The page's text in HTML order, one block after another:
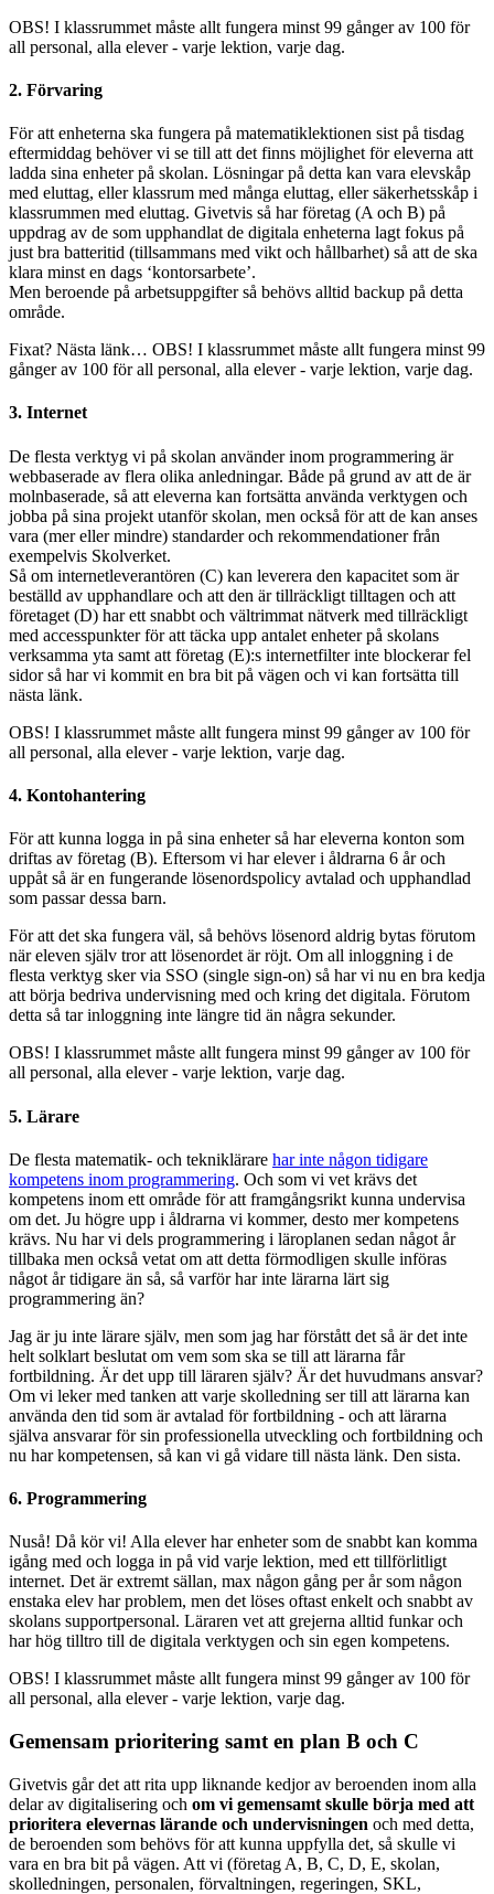
OBS! I klassrummet måste allt fungera minst 99 gånger av 100 för
all personal, alla elever - varje lektion, varje dag.
2. Förvaring
För att enheterna ska fungera på matematiklektionen sist på tisdag
eftermiddag behöver vi se till att det finns möjlighet för eleverna att
ladda sina enheter på skolan. Lösningar på detta kan vara elevskåp
med eluttag, eller klassrum med många eluttag, eller säkerhetsskåp i
klassrummen med eluttag. Givetvis så har företag (A och B) på
uppdrag av de som upphandlat de digitala enheterna lagt fokus på
just bra batteritid (tillsammans med vikt och hållbarhet) så att de ska
klara minst en dags ‘kontorsarbete’.
Men beroende på arbetsuppgifter så behövs alltid backup på detta
område.
Fixat? Nästa länk… OBS! I klassrummet måste allt fungera minst 99
gånger av 100 för all personal, alla elever - varje lektion, varje dag.
3. Internet
De flesta verktyg vi på skolan använder inom programmering är
webbaserade av flera olika anledningar. Både på grund av att de är
molnbaserade, så att eleverna kan fortsätta använda verktygen och
jobba på sina projekt utanför skolan, men också för att de kan anses
vara (mer eller mindre) standarder och rekommendationer från
exempelvis Skolverket.
Så om internetleverantören (C) kan leverera den kapacitet som är
beställd av upphandlare och att den är tillräckligt tilltagen och att
företaget (D) har ett snabbt och vältrimmat nätverk med tillräckligt
med accesspunkter för att täcka upp antalet enheter på skolans
verksamma yta samt att företag (E):s internetfilter inte blockerar fel
sidor så har vi kommit en bra bit på vägen och vi kan fortsätta till
nästa länk.
OBS! I klassrummet måste allt fungera minst 99 gånger av 100 för
all personal, alla elever - varje lektion, varje dag.
4. Kontohantering
För att kunna logga in på sina enheter så har eleverna konton som
driftas av företag (B). Eftersom vi har elever i åldrarna 6 år och
uppåt så är en fungerande lösenordspolicy avtalad och upphandlad
som passar dessa barn.
För att det ska fungera väl, så behövs lösenord aldrig bytas förutom
när eleven själv tror att lösenordet är röjt. Om all inloggning i de
flesta verktyg sker via SSO (single sign-on) så har vi nu en bra kedja
att börja bedriva undervisning med och kring det digitala. Förutom
detta så tar inloggning inte längre tid än några sekunder.
OBS! I klassrummet måste allt fungera minst 99 gånger av 100 för
all personal, alla elever - varje lektion, varje dag.
5. Lärare
De flesta matematik- och tekniklärare har inte någon tidigare
kompetens inom programmering. Och som vi vet krävs det
kompetens inom ett område för att framgångsrikt kunna undervisa
om det. Ju högre upp i åldrarna vi kommer, desto mer kompetens
krävs. Nu har vi dels programmering i läroplanen sedan något år
tillbaka men också vetat om att detta förmodligen skulle införas
något år tidigare än så, så varför har inte lärarna lärt sig
programmering än?
Jag är ju inte lärare själv, men som jag har förstått det så är det inte
helt solklart beslutat om vem som ska se till att lärarna får
fortbildning. Är det upp till läraren själv? Är det huvudmans ansvar?
Om vi leker med tanken att varje skolledning ser till att lärarna kan
använda den tid som är avtalad för fortbildning - och att lärarna
själva ansvarar för sin professionella utveckling och fortbildning och
nu har kompetensen, så kan vi gå vidare till nästa länk. Den sista.
6. Programmering
Nuså! Då kör vi! Alla elever har enheter som de snabbt kan komma
igång med och logga in på vid varje lektion, med ett tillförlitligt
internet. Det är extremt sällan, max någon gång per år som någon
enstaka elev har problem, men det löses oftast enkelt och snabbt av
skolans supportpersonal. Läraren vet att grejerna alltid funkar och
har hög tilltro till de digitala verktygen och sin egen kompetens.
OBS! I klassrummet måste allt fungera minst 99 gånger av 100 för
all personal, alla elever - varje lektion, varje dag.
Gemensam prioritering samt en plan B och C
Givetvis går det att rita upp liknande kedjor av beroenden inom alla
delar av digitalisering och om vi gemensamt skulle börja med att
prioritera elevernas lärande och undervisningen och med detta,
de beroenden som behövs för att kunna uppfylla det, så skulle vi
vara en bra bit på vägen. Att vi (företag A, B, C, D, E, skolan,
skolledningen, personalen, förvaltningen, regeringen, SKL,